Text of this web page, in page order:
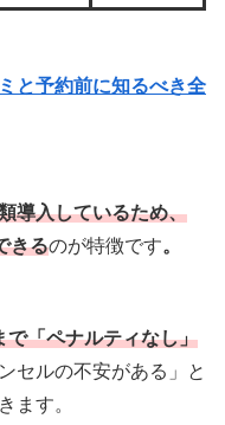
と予約前に知るべき全
導入しているため、
きるのが特徴です。
で「ペナルティなし」
セルの不安がある」と
ます。